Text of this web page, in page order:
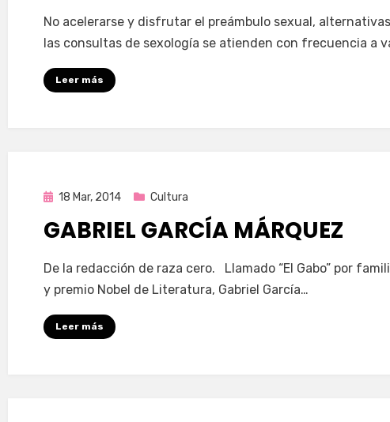
porEnrique
No acelerarse y disfrutar el preámbulo sexual,
las consultas de sexología se atienden con frecuencia a
Leer más
Publicada
18 Mar, 2014 Cultura
GABRIEL GARCÍA MÁRQUEZ
porEnrique
De la redacción de raza cero. Llamado “El Gabo” por
y premio Nobel de Literatura, Gabriel García…
Leer más